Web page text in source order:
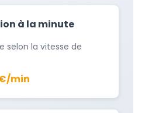
à la minute
selon la vitesse de
min